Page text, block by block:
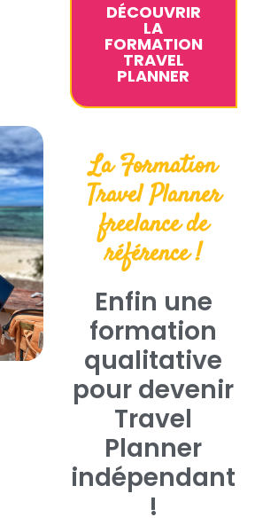
DÉCOUVRIR
LA
FORMATION
TRAVEL
PLANNER
La Formation
Travel Planner
freelance de
référence !
Enfin une
formation
qualitative
pour devenir
Travel
Planner
indépendant
!